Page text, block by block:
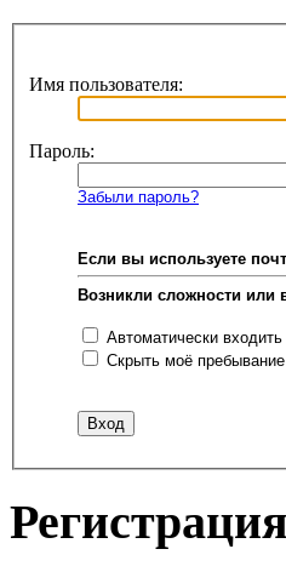
Имя пользователя:
Пароль:
Забыли пароль?
Если вы используете
Возникли сложности
Автоматически
Скрыть моё
Регистрация